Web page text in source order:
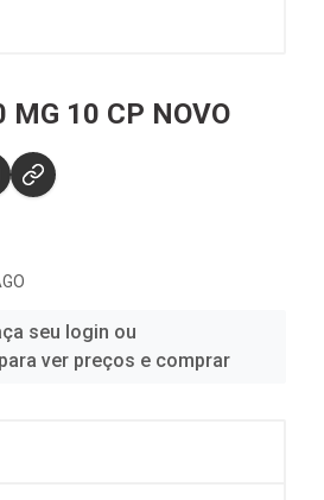
MG 10 CP NOVO
seu login ou
ver preços e comprar